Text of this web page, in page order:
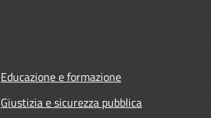
Educazione e formazione
Giustizia e sicurezza pubblica